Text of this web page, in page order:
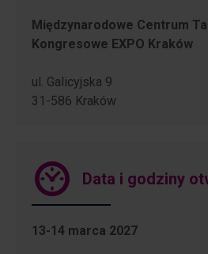
Międzynarodowe Centrum
Kongresowe EXPO Kraków
ul. Galicyjska 9
31-586 Kraków
Data i godziny
13-14 marca 2027